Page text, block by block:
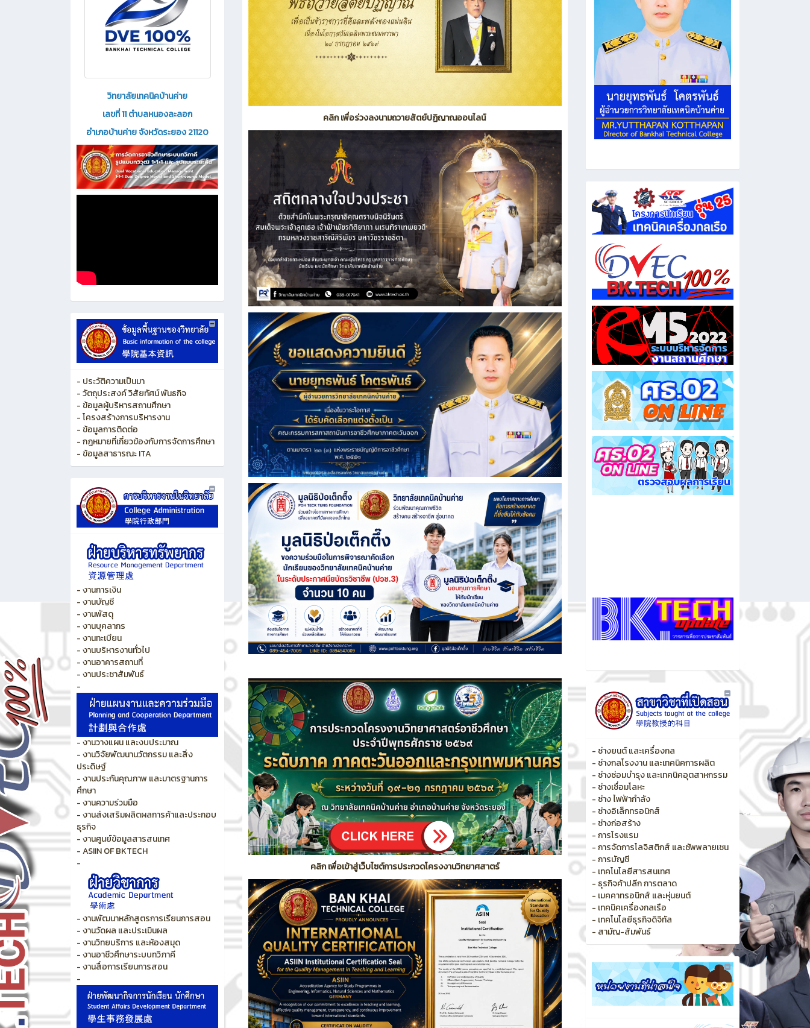
วิทยาลัยเทคนิคบ้านค่าย
เลขที่ 11 ตำบลหนองละลอก
อำเภอบ้านค่าย จังหวัดระยอง 21120
- ประวัติความเป็นมา
- วัตถุประสงค์ วิสัยทัศน์ พันธกิจ
- ข้อมูลผู้บริหารสถานศึกษา
- โครงสร้างการบริหารงาน
- ข้อมูลการติดต่อ
- กฎหมายที่เกี่ยวข้องกับการจัดการศึกษา
- ข้อมูลสาธารณะ ITA
- งานการเงิน
- งานบัญชี
- งานพัสดุ
- งานบุคลากร
- งานทะเบียน
- งานบริหารงานทั่วไป
- งานอาคารสถานที่
- งานประชาสัมพันธ์
-
- งานวางแผน และงบประมาณ
- งานวิจัยพัฒนานวัตกรรม และสิ่ง
ประดิษฐ์
- งานประกันคุณภาพ และมาตรฐานการ
ศึกษา
- งานความร่วมมือ
- งานส่งเสริมผลิตผลการค้าและประกอบ
ธุรกิจ
- งานศูนย์ข้อมูลสารสนเทศ
- ASIIN OF BKTECH
-
- งานพัฒนาหลักสูตรการเรียนการสอน
- งานวัดผล และประเมินผล
- งานวิทยบริการ และห้องสมุด
- งานอาชีวศึกษาระบบทวิภาคี
- งานสื่อการเรียนการสอน
-
คลิก เพื่อร่วงลงนามถวายสัตย์ปฏิญาณออนไลน์
คลิก เพื่อเข้าสู่เว็บไซต์การประกวดโครงงานวิทยาศสาตร์
- ช่างยนต์ และเครื่องกล
- ช่างกลโรงงาน และเทคนิคการผลิต
- ช่างซ่อมบำรุง และเทคนิคอุตสาหกรรม
- ช่างเชื่อมโลหะ
- ช่าง ไฟฟ้ากำลัง
- ช่างอิเล็กทรอนิกส์
- ช่างก่อสร้าง
- การโรงแรม
- การจัดการโลจิสติกส์ และซัพพลายเชน
- การบัญชี
- เทคโนโลยีสารสนเทศ
- ธุรกิจค้าปลีก การตลาด
- เมคคาทรอนิกส์ และหุ่นยนต์
- เทคนิคเครื่องกลเรือ
- เทคโนโลยีธุรกิจดิจิทัล
- สามัญ-สัมพันธ์